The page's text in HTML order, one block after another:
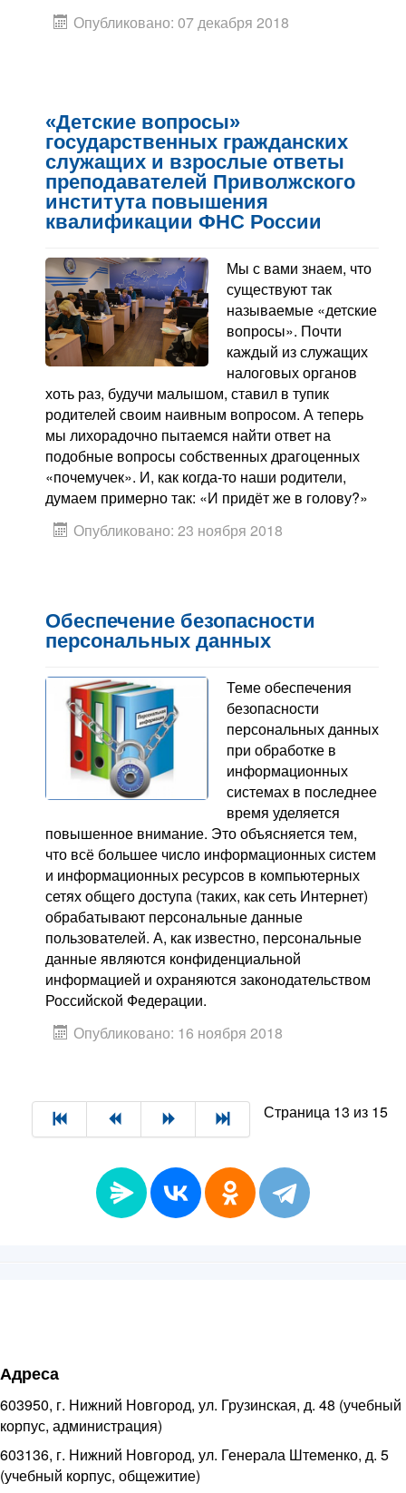
Опубликовано: 07 декабря 2018
«Детские вопросы»
государственных гражданских
служащих и взрослые ответы
преподавателей Приволжского
института повышения
квалификации ФНС России
Мы с вами знаем, что
существуют так
называемые «детские
вопросы». Почти
каждый из служащих
налоговых органов
хоть раз, будучи малышом, ставил в тупик
родителей своим наивным вопросом. А теперь
мы лихорадочно пытаемся найти ответ на
подобные вопросы собственных драгоценных
«почемучек». И, как когда-то наши родители,
думаем примерно так: «И придёт же в голову?»
Опубликовано: 23 ноября 2018
Обеспечение безопасности
персональных данных
Теме обеспечения
безопасности
персональных данных
при обработке в
информационных
системах в последнее
время уделяется
повышенное внимание. Это объясняется тем,
что всё большее число информационных систем
и информационных ресурсов в компьютерных
сетях общего доступа (таких, как сеть Интернет)
обрабатывают персональные данные
пользователей. А, как известно, персональные
данные являются конфиденциальной
информацией и охраняются законодательством
Российской Федерации.
Опубликовано: 16 ноября 2018
Страница 13 из 15
Адреса
603950, г. Нижний Новгород, ул. Грузинская, д. 48 (учебный
корпус, администрация)
603136, г. Нижний Новгород, ул. Генерала Штеменко, д. 5
(учебный корпус, общежитие)